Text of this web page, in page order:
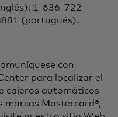
1-636-722-
(portugués).
con
para localizar el
cajeros automáticos
marcas Mastercard®,